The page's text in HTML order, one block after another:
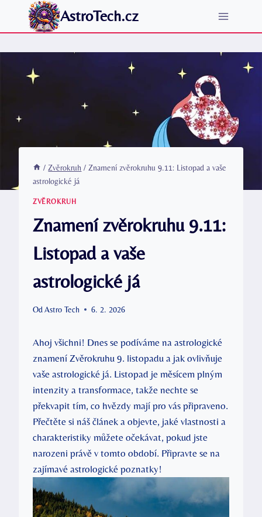
Přeskočit
AstroTech.cz
/ Zvěrokruh / Znamení zvěrokruhu 9.11: Listopad a vaše
astrologické já
ZVĚROKRUH
Znamení zvěrokruhu 9.11:
Listopad a vaše
astrologické já
Od Astro Tech 6. 2. 2026
Ahoj všichni! Dnes se podíváme na astrologické
znamení Zvěrokruhu 9. listopadu a jak ovlivňuje
vaše astrologické já. Listopad je měsícem plným
intenzity a transformace, takže nechte se
překvapit tím, co hvězdy mají pro vás připraveno.
Přečtěte si náš článek a objevte, jaké vlastnosti a
charakteristiky můžete očekávat, pokud jste
narozeni právě v tomto období. Připravte se na
zajímavé astrologické poznatky!